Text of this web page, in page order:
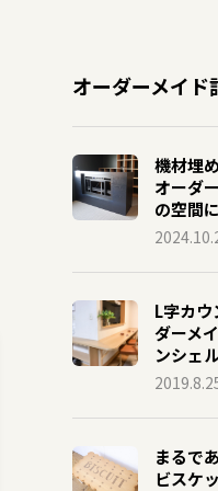
オーダーメイド
機材埋
オーダ
の空間
L字カウ
ダーメ
ンシェ
まるで
ビスケ